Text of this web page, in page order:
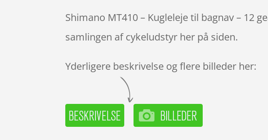
Shimano MT410 – Kugleleje til bagnav – 12
samlingen af cykeludstyr her på siden.
Yderligere beskrivelse og flere billeder her: